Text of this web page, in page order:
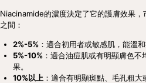
Niacinamide的濃度決定了它的護膚效果
之間：
2%-5% ：適合初用者或敏感肌，能溫
5%-10% ：適合油痘肌或有明顯膚色
果。
10%以上 ：適合有明顯斑點、毛孔粗